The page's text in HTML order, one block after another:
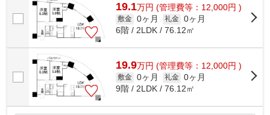
19.1万円 (管理費等：12,000円 )
敷金 0ヶ月 礼金 0ヶ月
6階 / 2LDK / 76.12㎡
19.9万円 (管理費等：12,000円 )
敷金 0ヶ月 礼金 0ヶ月
9階 / 2LDK / 76.12㎡